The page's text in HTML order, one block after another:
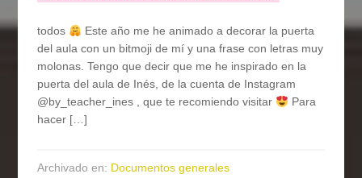
todos
Este año me he animado a decorar la puerta
del aula con un bitmoji de mí y una frase con letras muy
molonas. Tengo que decir que me he inspirado en la
puerta del aula de Inés, de la cuenta de Instagram
@by_teacher_ines , que te recomiendo visitar
Para
hacer […]
Archivado en: Documentos generales